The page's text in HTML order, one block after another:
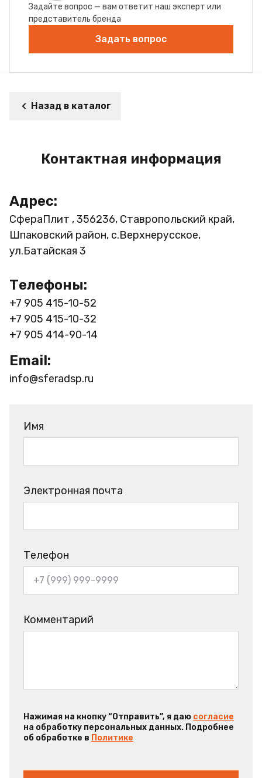
Задайте вопрос — вам ответит наш эксперт или
представитель бренда
Задать вопрос
Назад в каталог
Контактная информация
Адрес:
СфераПлит , 356236, Ставропольский край,
Шпаковский район, с.Верхнерусское,
ул.Батайская 3
Телефоны:
+7 905 415-10-52
+7 905 415-10-32
+7 905 414-90-14
Email:
info@sferadsp.ru
Имя
Электронная почта
Телефон
Комментарий
Нажимая на кнопку “Отправить”, я даю согласие
на обработку персональных данных. Подробнее
об обработке в Политике